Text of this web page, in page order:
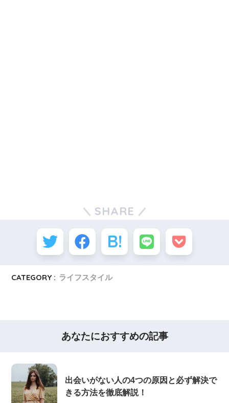
SHARE
CATEGORY : ライフスタイル
あなたにおすすめの記事
出会いがない人の4つの原因と必ず解決で
きる方法を徹底解説！